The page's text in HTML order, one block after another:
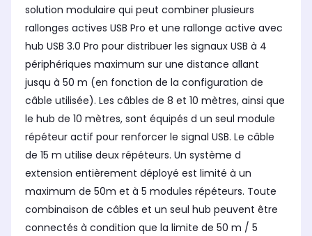
solution modulaire qui peut combiner plusieurs
rallonges actives USB Pro et une rallonge active avec
hub USB 3.0 Pro pour distribuer les signaux USB à 4
périphériques maximum sur une distance allant
jusqu à 50 m (en fonction de la configuration de
câble utilisée). Les câbles de 8 et 10 mètres, ainsi que
le hub de 10 mètres, sont équipés d un seul module
répéteur actif pour renforcer le signal USB. Le câble
de 15 m utilise deux répéteurs. Un système d
extension entièrement déployé est limité à un
maximum de 50m et à 5 modules répéteurs. Toute
combinaison de câbles et un seul hub peuvent être
connectés à condition que la limite de 50 m / 5